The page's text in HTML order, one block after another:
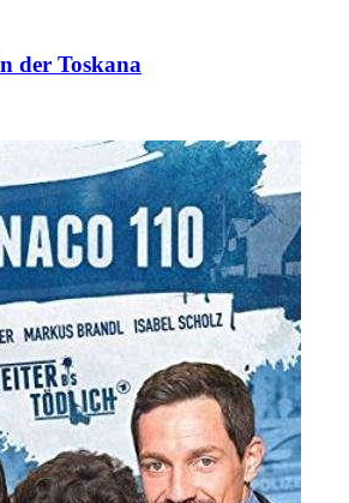
der Toskana